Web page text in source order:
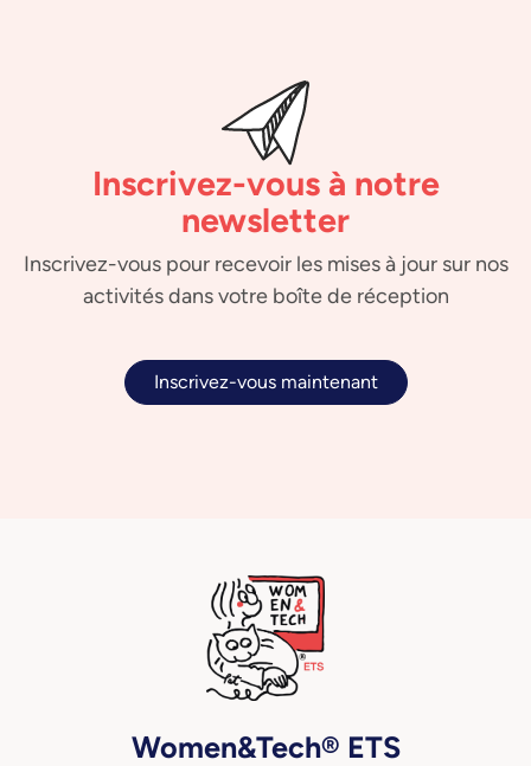
Inscrivez-vous à notre
newsletter
Inscrivez-vous pour recevoir les mises à jour sur nos
activités dans votre boîte de réception
Inscrivez-vous maintenant
Women&Tech® ETS